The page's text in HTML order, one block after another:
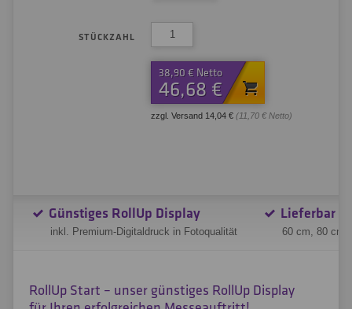
STÜCKZAHL
38,90 € Netto
46,68 €
zzgl. Versand 14,04 € (11,70 € Netto)
Günstiges RollUp Display
inkl. Premium-Digitaldruck in Fotoqualität
Lieferbar
60 cm, 80 cm,
RollUp Start – unser günstiges RollUp Display